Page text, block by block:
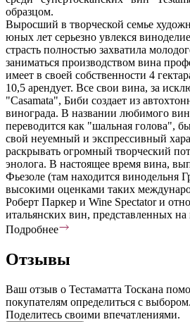
образцом.
Выросший в творческой семье
юных лет серьезно увлекся
страсть полностью захватила
заниматься производством вина
имеет в своей собственности 4
10,5 арендует. Все свои вина, за
"Casamata", Биби создает из
винограда. В названии любимого
переводится как "шальная голова",
свой неуемный и экспрессивный
раскрывать огромный творческий
энолога. В настоящее время вина,
Фьезоле (там находится винодельня
высокими оценками таких
Роберт Паркер и Wine Spectator и
итальянских вин, представленных
Подробнее
Отзывы
Ваш отзыв о Тестаматта Тоскана
покупателям определиться с выбором.
Поделитесь своими впечатлениями.